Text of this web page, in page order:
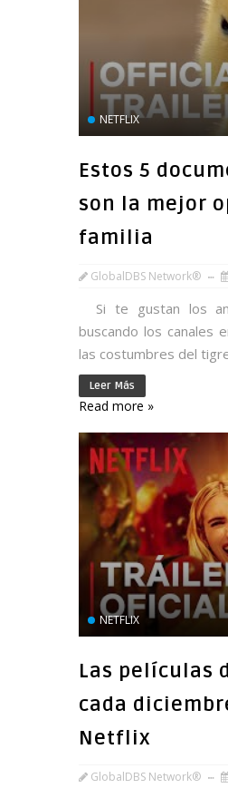
NETFLIX
Estos 5
son la mejor
familia
GlobalDBS Network®
Si te gustan los
buscando los canales
las costumbres del
Leer Más
Read more »
NETFLIX
Las películas
cada
Netflix
GlobalDBS Network®